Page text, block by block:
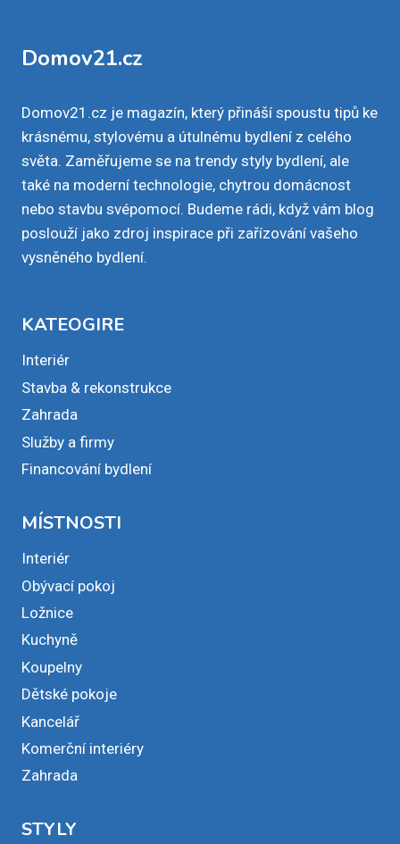
Domov21.cz
Domov21.cz je magazín, který přináší spoustu tipů ke
krásnému, stylovému a útulnému bydlení z celého
světa. Zaměřujeme se na trendy styly bydlení, ale
také na moderní technologie, chytrou domácnost
nebo stavbu svépomocí. Budeme rádi, když vám blog
poslouží jako zdroj inspirace při zařízování vašeho
vysněného bydlení.
KATEOGIRE
Interiér
Stavba & rekonstrukce
Zahrada
Služby a firmy
Financování bydlení
MÍSTNOSTI
Interiér
Obývací pokoj
Ložnice
Kuchyně
Koupelny
Dětské pokoje
Kancelář
Komerční interiéry
Zahrada
STYLY